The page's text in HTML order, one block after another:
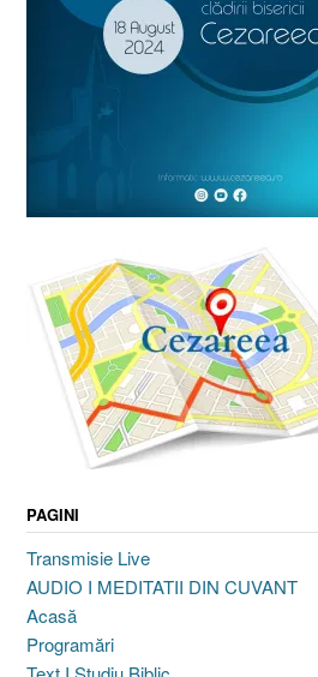
PAGINI
Transmisie Live
AUDIO I MEDITATII DIN CUVANT
Acasă
Programări